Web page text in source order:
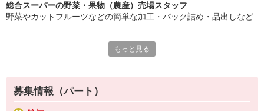
★交通費全額支給
★昇給・賞与有
（毎日イオンでの商品が5〜10％割引☆
20日・30日のお客さま感謝デーはそこからさらに5％割引）
★健康診断あり（無料で受けられます）
★教育制度が充実（自分磨きを応援・サポート！）
総合スーパーの野菜・果物（農産）売場スタッフ
野菜やカットフルーツなどの簡単な加工・パック詰め・品出しなど
☆食品メインのコンパクトなスーパーマーケットです！
もっと見る
募集情報（パート）